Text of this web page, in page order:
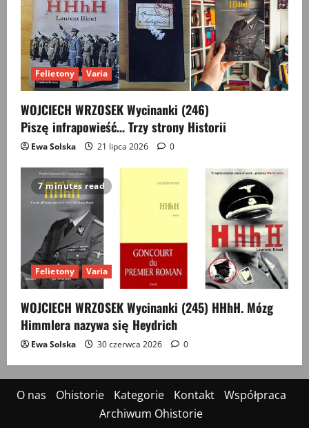
Felietony Varia
WOJCIECH WRZOSEK Wycinanki (246)
Piszę infrapowieść… Trzy strony Historii
Ewa Solska 21 lipca 2026 0
7 minutes read
Felietony Varia
WOJCIECH WRZOSEK Wycinanki (245) HHhH. Mózg
Himmlera nazywa się Heydrich
Ewa Solska 30 czerwca 2026 0
O nas Ohistorie Kategorie Kontakt
Współpraca
Archiwum Ohistorie